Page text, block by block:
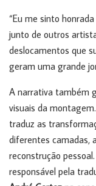
“Eu me sinto
junto de outros
deslocamentos que
geram uma grande
A narrativa também
visuais da
traduz as
diferentes camadas,
reconstrução
responsável pela